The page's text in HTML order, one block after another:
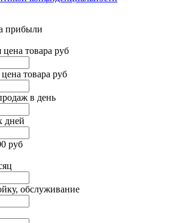
прибыли
цена товара руб
товара руб
в день
дней
руб
обслуживание